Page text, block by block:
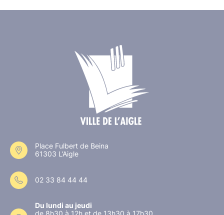
Place Fulbert de Beina
61303 L’Aigle
02 33 84 44 44
Du lundi au jeudi
de 8h30 à 12h et de 13h30 à 17h30